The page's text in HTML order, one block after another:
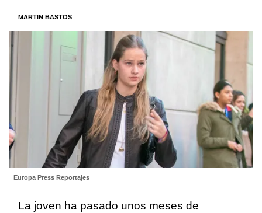
MARTIN BASTOS
Europa Press Reportajes
La joven ha pasado unos meses de